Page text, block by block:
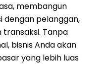
membangun
dengan pelanggan,
Tanpa
bisnis Anda akan
yang lebih luas